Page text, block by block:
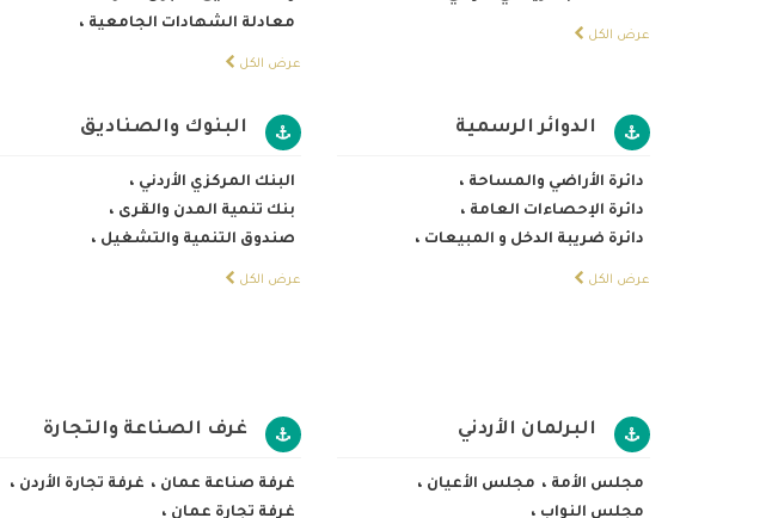
عرض الكل
معادلة الشهادات الجامعية ،
عرض الكل
الدوائر الرسمية
دائرة الأراضي والمساحة ،
دائرة الإحصاءات العامة ،
دائرة ضريبة الدخل و المبيعات ،
عرض الكل
البنوك والصناديق
البنك المركزي الأردني ،
بنك تنمية المدن والقرى ،
صندوق التنمية والتشغيل ،
عرض الكل
البرلمان الأردني
مجلس الأمة ، مجلس الأعيان ،
مجلس النواب ،
غرف الصناعة والتجارة
غرفة صناعة عمان ، غرفة تجارة الأردن ،
غرفة تجارة عمان ،